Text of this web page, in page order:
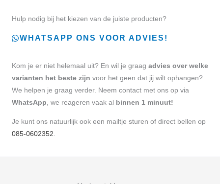
Hulp nodig bij het kiezen van de juiste producten?
WHATSAPP ONS VOOR ADVIES!
Kom je er niet helemaal uit? En wil je graag advies over welke
varianten het beste zijn voor het geen dat jij wilt ophangen?
We helpen je graag verder. Neem contact met ons op via
WhatsApp , we reageren vaak al binnen 1 minuut!
Je kunt ons natuurlijk ook een mailtje sturen of direct bellen op
085-0602352